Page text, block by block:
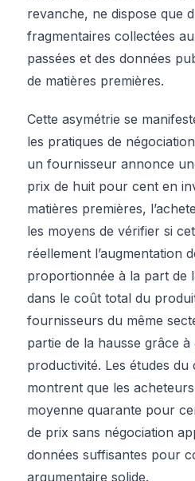
revanche, ne dispose que
fragmentaires collectées
passées et des données
de matières premières.
Cette asymétrie se
les pratiques de
un fournisseur annonce
prix de huit pour cent en
matières premières,
les moyens de vérifier si
réellement l’augmentation
proportionnée à la part de
dans le coût total du
fournisseurs du même
partie de la hausse grâce à
productivité. Les études du
montrent que les
moyenne quarante pour
de prix sans négociation
données suffisantes pour
argumentaire solide.